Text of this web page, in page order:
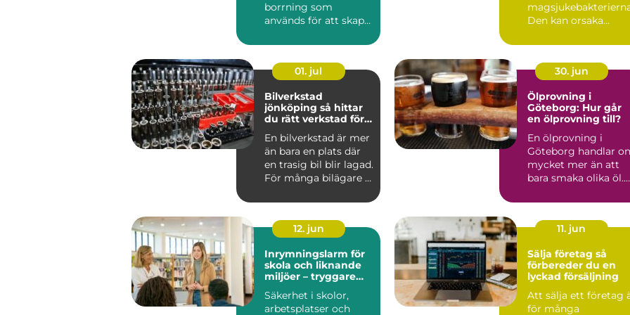
borrning som
används för att skapa
ledningsdragningar
und...
Den kan orsaka
hos både ...
01. jul
Bilverkstad
jönköping så hittar
du rätt verkstad för
En bilverkstad är mer
än bara en plats där
en trasig bil blir lagad.
För många bilägare i
30. jun
Ölprovning i
Göteborg: Hur går
en ölprovning till?
En ölprovning i
Göteborg handlar
mycket mer än att
bara smaka olika öl.
12. jun
Inrymningslarm för
skola och liknande
miljöer – tryggare
Säkerhet i skolor,
arbetsplatser och
11. jun
Sälja företag så
förbereder du en
lyckad försäljning
Att sälja ett företag
för många